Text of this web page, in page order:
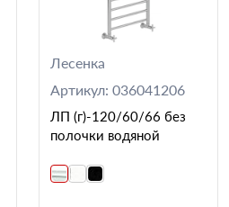
Лесенка
Артикул: 036041206
ЛП (г)-120/60/66 без
полочки водяной